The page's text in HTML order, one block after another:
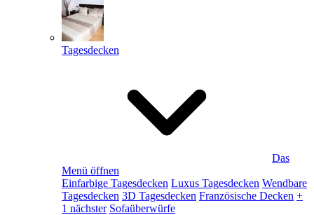
Tagesdecken
Das
Menü öffnen
Einfarbige Tagesdecken Luxus Tagesdecken Wendbare
Tagesdecken 3D Tagesdecken Französische Decken +
1 nächster Sofaüberwürfe